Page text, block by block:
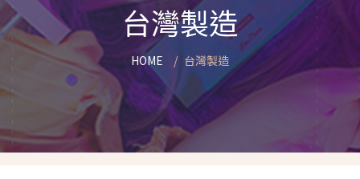
台灣製造
HOME 台灣製造